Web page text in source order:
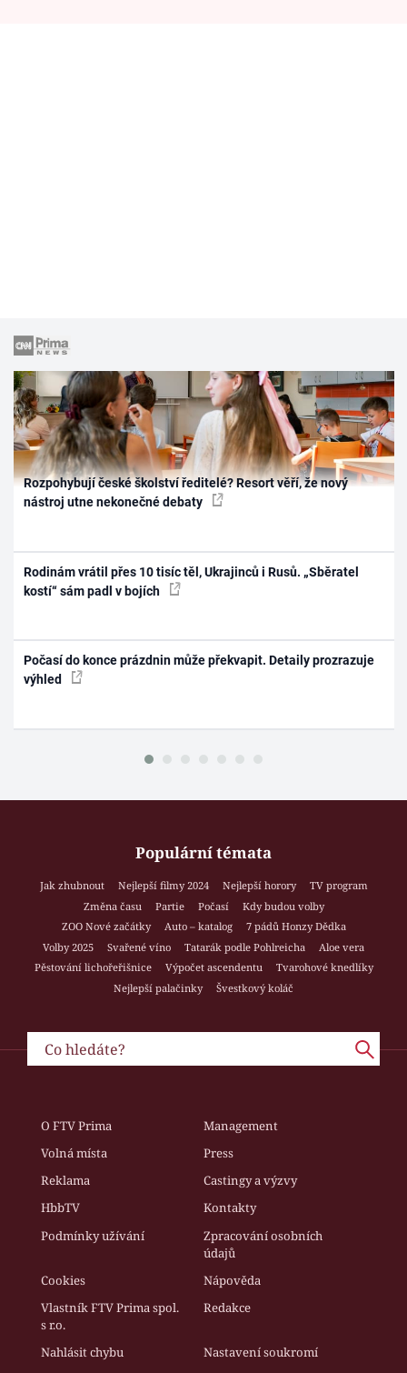
Rozpohybují české školství ředitelé? Resort věří, že nový
nástroj utne nekonečné debaty
Rodinám vrátil přes 10 tisíc těl, Ukrajinců i Rusů. „Sběratel
kostí“ sám padl v bojích
Počasí do konce prázdnin může překvapit. Detaily prozrazuje
výhled
Populární témata
Jak zhubnout Nejlepší filmy 2024 Nejlepší horory
TV program
Změna času
Partie Počasí
Kdy budou volby
ZOO Nové začátky
Auto – katalog
7 pádů Honzy Dědka
Volby 2025
Svařené víno Tatarák podle Pohlreicha
Aloe vera
Pěstování lichořeřišnice
Výpočet ascendentu
Tvarohové knedlíky
Nejlepší palačinky
Švestkový koláč
O FTV Prima
Management
Volná místa
Press
Reklama
Castingy a výzvy
HbbTV
Kontakty
Podmínky užívání
Zpracování osobních
údajů
Cookies
Nápověda
Vlastník FTV Prima spol.
s r.o.
Redakce
Nahlásit chybu Nastavení soukromí